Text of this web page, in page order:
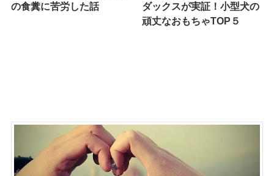
の食糞に苦労した話
ダックスが実証！小型犬の
頑丈なおもちゃTOP５